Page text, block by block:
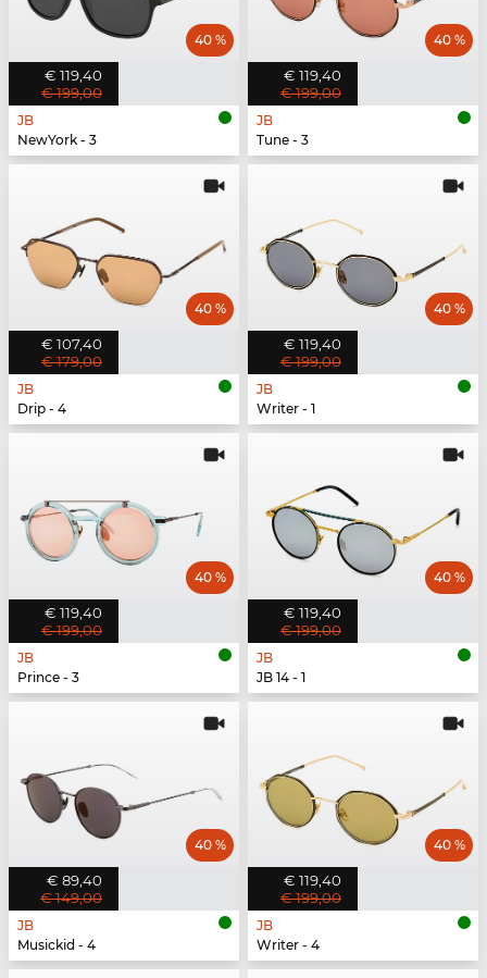
€ 119,40
€ 199,00
40 %
JB
NewYork - 3
€ 119,40
€ 199,00
40 %
JB
Tune - 3
€ 107,40
€ 179,00
40 %
JB
Drip - 4
€ 119,40
€ 199,00
40 %
JB
Writer - 1
€ 119,40
€ 199,00
40 %
JB
Prince - 3
€ 119,40
€ 199,00
40 %
JB
JB 14 - 1
€ 89,40
€ 149,00
40 %
JB
Musickid - 4
€ 119,40
€ 199,00
40 %
JB
Writer - 4